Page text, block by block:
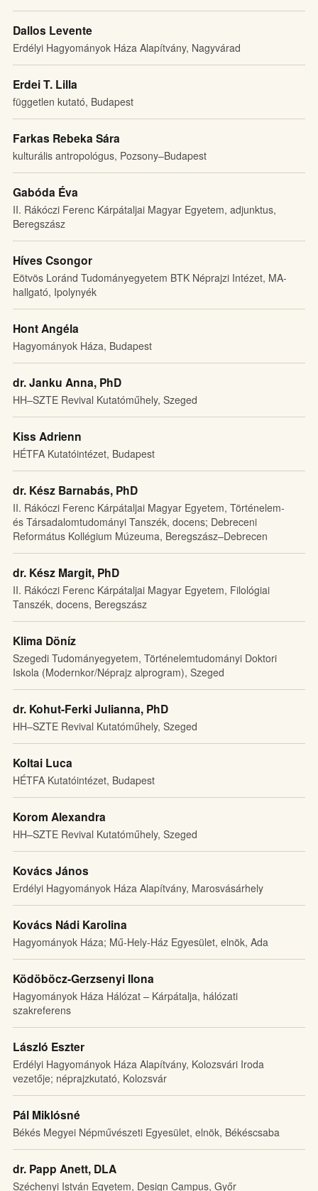
Dallos Levente
Erdélyi Hagyományok Háza Alapítvány, Nagyvárad
Erdei T. Lilla
független kutató, Budapest
Farkas Rebeka Sára
kulturális antropológus, Pozsony–Budapest
Gabóda Éva
II. Rákóczi Ferenc Kárpátaljai Magyar Egyetem, adjunktus,
Beregszász
Híves Csongor
Eötvös Loránd Tudományegyetem BTK Néprajzi Intézet, MA-
hallgató, Ipolynyék
Hont Angéla
Hagyományok Háza, Budapest
dr. Janku Anna, PhD
HH–SZTE Revival Kutatóműhely, Szeged
Kiss Adrienn
HÉTFA Kutatóintézet, Budapest
dr. Kész Barnabás, PhD
II. Rákóczi Ferenc Kárpátaljai Magyar Egyetem, Történelem-
és Társadalomtudományi Tanszék, docens; Debreceni
Református Kollégium Múzeuma, Beregszász–Debrecen
dr. Kész Margit, PhD
II. Rákóczi Ferenc Kárpátaljai Magyar Egyetem, Filológiai
Tanszék, docens, Beregszász
Klima Döníz
Szegedi Tudományegyetem, Történelemtudományi Doktori
Iskola (Modernkor/Néprajz alprogram), Szeged
dr. Kohut-Ferki Julianna, PhD
HH–SZTE Revival Kutatóműhely, Szeged
Koltai Luca
HÉTFA Kutatóintézet, Budapest
Korom Alexandra
HH–SZTE Revival Kutatóműhely, Szeged
Kovács János
Erdélyi Hagyományok Háza Alapítvány, Marosvásárhely
Kovács Nádi Karolina
Hagyományok Háza; Mű-Hely-Ház Egyesület, elnök, Ada
Ködöböcz-Gerzsenyi Ilona
Hagyományok Háza Hálózat – Kárpátalja, hálózati
szakreferens
László Eszter
Erdélyi Hagyományok Háza Alapítvány, Kolozsvári Iroda
vezetője; néprajzkutató, Kolozsvár
Pál Miklósné
Békés Megyei Népművészeti Egyesület, elnök, Békéscsaba
dr. Papp Anett, DLA
Széchenyi István Egyetem, Design Campus, Győr